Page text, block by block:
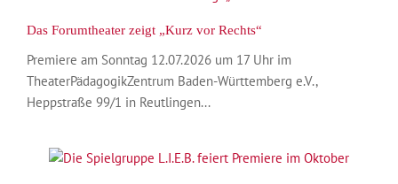
Das Forumtheater zeigt „Kurz vor Rechts“
Premiere am Sonntag 12.07.2026 um 17 Uhr im
TheaterPädagogikZentrum Baden-Württemberg e.V.,
Heppstraße 99/1 in Reutlingen...